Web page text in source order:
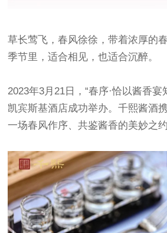
草长莺飞，春风徐徐，带着浓厚的
季节里，适合相见，也适合沉醉。
2023年3月21日，“春序·恰以酱香
凯宾斯基酒店成功举办。千熙酱酒
一场春风作序、共鉴酱香的美妙之约